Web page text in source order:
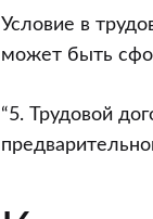
Условие в
может быть
“5. Трудовой